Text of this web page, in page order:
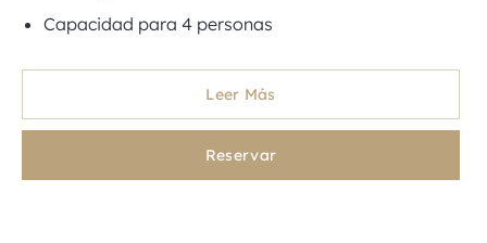
Capacidad para 4 personas
Leer Más
Reservar